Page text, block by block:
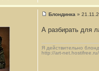
о
щ
е
н
Блондинка »
А разбирать для
Я действительно
http://art-net.hostifree.ru/